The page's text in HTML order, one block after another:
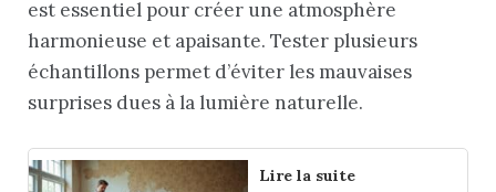
est essentiel pour créer une atmosphère
harmonieuse et apaisante. Tester plusieurs
échantillons permet d’éviter les mauvaises
surprises dues à la lumière naturelle.
Lire la suite